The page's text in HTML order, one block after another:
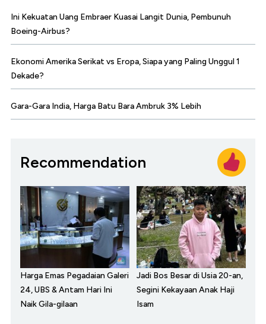
Ini Kekuatan Uang Embraer Kuasai Langit Dunia, Pembunuh
Boeing-Airbus?
Ekonomi Amerika Serikat vs Eropa, Siapa yang Paling Unggul 1
Dekade?
Gara-Gara India, Harga Batu Bara Ambruk 3% Lebih
Recommendation
Harga Emas Pegadaian Galeri
24, UBS & Antam Hari Ini
Naik Gila-gilaan
Jadi Bos Besar di Usia 20-an,
Segini Kekayaan Anak Haji
Isam